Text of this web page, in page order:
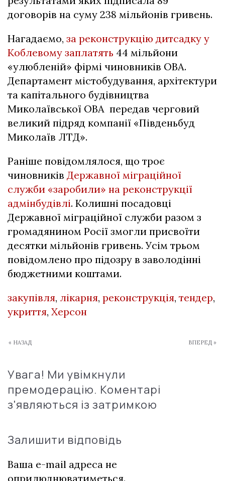
договорів на суму 238 мільйонів гривень.
Нагадаємо, за реконструкцію дитсадку у
Коблевому заплатять 44 мільйони
«улюбленій» фірмі чиновників ОВА.
Департамент містобудування, архітектури
та капітального будівництва
Миколаївської ОВА передав черговий
великий підряд компанії «Південьбуд
Миколаїв ЛТД».
Раніше повідомлялося, що троє
чиновників Державної міграційної
служби «заробили» на реконструкції
адмінбудівлі. Колишні посадовці
Державної міграційної служби разом з
громадянином Росії змогли присвоїти
десятки мільйонів гривень. Усім трьом
повідомлено про підозру в заволодінні
бюджетними коштами.
закупівля, лікарня, реконструкція, тендер,
укриття, Херсон
« НАЗАД ВПЕРЕД »
Увага! Ми увімкнули
премодерацію. Коментарі
з'являються із затримкою
Залишити відповідь
Ваша e-mail адреса не
оприлюднюватиметься.